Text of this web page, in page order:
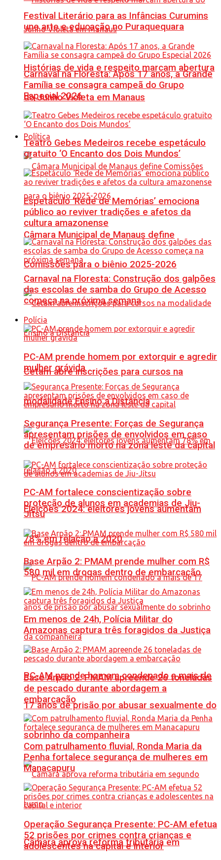
Histórias de vida e respeito marcam abertura
do Junho Violeta em Manaus
Política
Câmara Municipal de Manaus define
Comissões para o biênio 2025-2026
Cetam abre inscrições para cursos na
modalidade Ensino a Distância
Eleições 2024: eleitores jovens aumentam
78% em relação a 2020
PC-AM prende homem condenado a mais de
17 anos de prisão por abusar sexualmente do
sobrinho da companheira
Câmara aprova reforma tributária em
Festival Literário para as Infâncias Curumins
une arte e educação no Puraquequara
Carnaval na Floresta: Após 17 anos, a Grande
Família se consagra campeã do Grupo
Especial 2026
Teatro Gebes Medeiros recebe espetáculo
gratuito ‘O Encanto dos Dois Mundos’
Espetáculo ‘Rede de Memórias’ emociona
público ao reviver tradições e afetos da
cultura amazonense
Carnaval na Floresta: Construção dos galpões
das escolas de samba do Grupo de Acesso
começa na próxima semana
Polícia
PC-AM prende homem por extorquir e agredir
mulher grávida
Segurança Presente: Forças de Segurança
apresentam prisões de envolvidos em caso
de empresário morto na zona leste da capital
PC-AM fortalece conscientização sobre
proteção de alunos em academias de Jiu-
Jítsu
Base Arpão 2: PMAM prende mulher com R$
580 mil em drogas dentro de embarcação
Em menos de 24h, Polícia Militar do
Amazonas captura três foragidos da Justiça
Base Arpão 2: PMAM apreende 26 toneladas
de pescado durante abordagem a
embarcação
Com patrulhamento fluvial, Ronda Maria da
Penha fortalece segurança de mulheres em
Manacapuru
Operação Segurança Presente: PC-AM efetua
52 prisões por crimes contra crianças e
adolescentes na capital e interior